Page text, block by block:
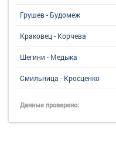
Грушев - Будомеж
Краковец - Корчева
Шегини - Медыка
Смильница - Кросценко
Данные проверено: